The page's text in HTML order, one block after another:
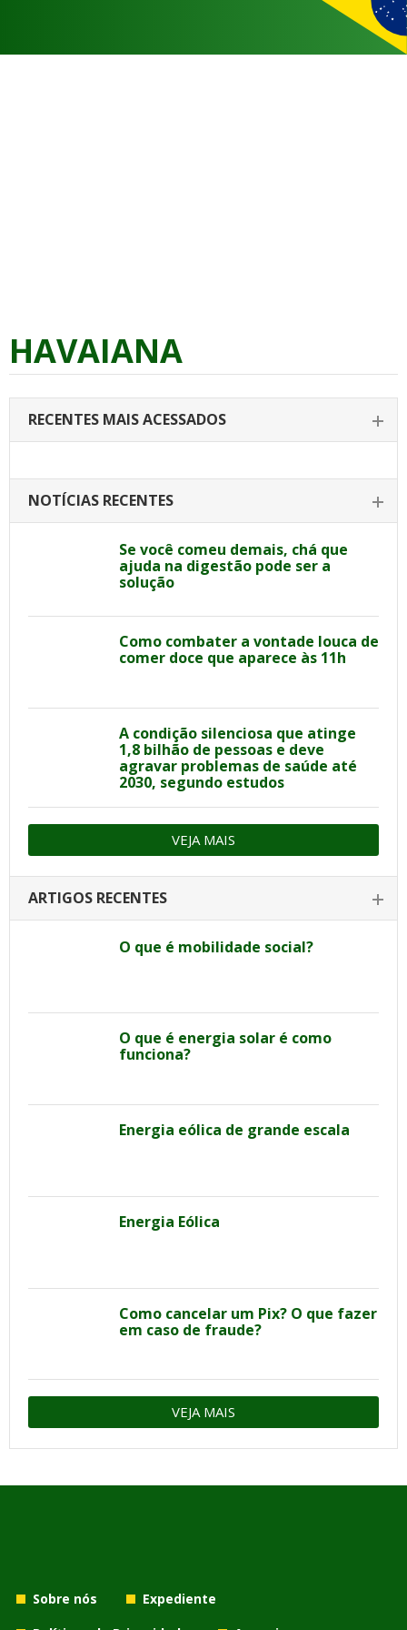
HAVAIANA
RECENTES MAIS ACESSADOS
NOTÍCIAS RECENTES
Se você comeu demais, chá que
ajuda na digestão pode ser a
solução
Como combater a vontade louca de
comer doce que aparece às 11h
A condição silenciosa que atinge
1,8 bilhão de pessoas e deve
agravar problemas de saúde até
2030, segundo estudos
VEJA MAIS
ARTIGOS RECENTES
O que é mobilidade social?
O que é energia solar é como
funciona?
Energia eólica de grande escala
Energia Eólica
Como cancelar um Pix? O que fazer
em caso de fraude?
VEJA MAIS
Sobre nós
Expediente